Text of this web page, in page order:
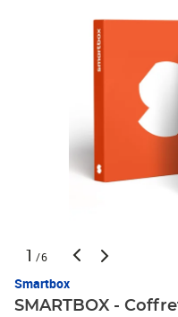
1 /6
Smartbox
SMARTBOX -